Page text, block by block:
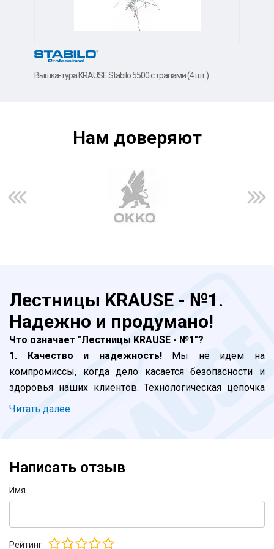
Вышка-тура KRAUSE Stabilo 5500 с трапами (4 шт.)
Нам доверяют
Лестницы KRAUSE - №1.
Надежно и продумано!
Что означает "Лестницы KRAUSE - №1"?
1. Качество и надежность!Мы не идем на
компромиссы, когда дело касается безопасности и
здоровья наших клиентов. Технологическая цепочка
включает в себя контроль на каждом этапе, от
Наш внутренний стандарт производства жестче
позиционируем как бытовую, выдерживает все
стремянкам. Где KRAUSE - там безопасно!
Читать далее
Написать отзыв
Имя
Рейтинг